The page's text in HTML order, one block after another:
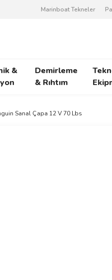
Marinboat Tekneler
&
Demirleme
& Rıhtım
Sanal Çapa 12 V 70 Lbs